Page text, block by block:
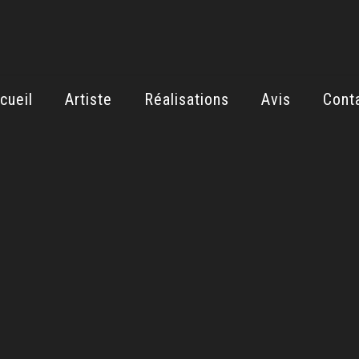
Artiste Réalisations Avis